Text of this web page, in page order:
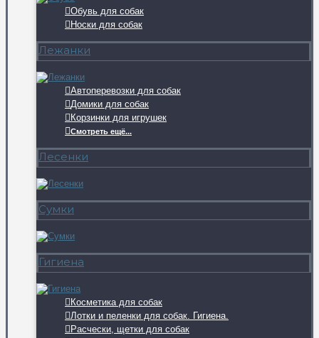
Обувь для собак
Носки для собак
Лежанки
Автоперевозки для собак
Домики для собак
Корзинки для игрушек
Смотреть ещё...
Лесенки
Сумки
Гигиена
Косметика для собак
Лотки и пеленки для собак. Гигиена.
Расчески, щетки для собак